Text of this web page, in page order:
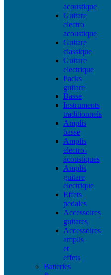
acoustique
Guitare
electro
acoustique
Guitare
classique
Guitare
electrique
Packs
guitare
Basse
Instruments
traditionnels
Amplis
basse
Amplis
electro-
acoustiques
Amplis
guitare
electrique
Effets
pedales
Accessoires
guitares
Accessoires
amplis
et
effets
Batteries